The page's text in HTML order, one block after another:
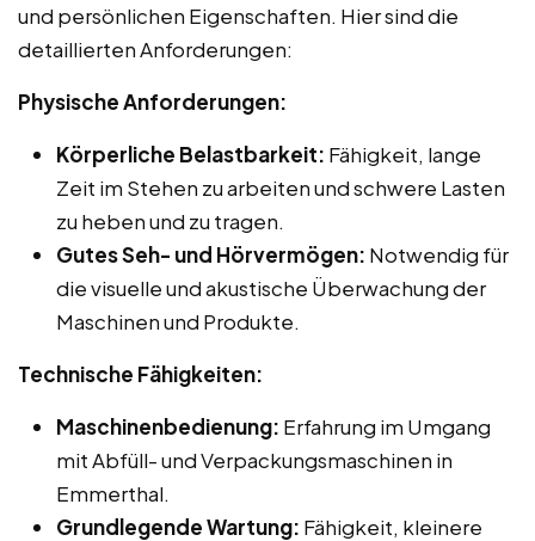
und persönlichen Eigenschaften. Hier sind die
detaillierten Anforderungen:
Physische Anforderungen:
Körperliche Belastbarkeit: Fähigkeit, lange
Zeit im Stehen zu arbeiten und schwere Lasten
zu heben und zu tragen.
Gutes Seh- und Hörvermögen: Notwendig für
die visuelle und akustische Überwachung der
Maschinen und Produkte.
Technische Fähigkeiten:
Maschinenbedienung: Erfahrung im Umgang
mit Abfüll- und Verpackungsmaschinen in
Emmerthal.
Grundlegende Wartung: Fähigkeit, kleinere